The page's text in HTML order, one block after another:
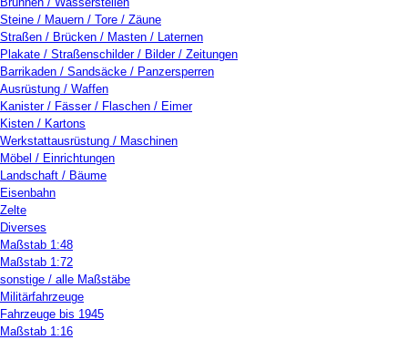
Steine / Mauern / Tore / Zäune
Straßen / Brücken / Masten / Laternen
Plakate / Straßenschilder / Bilder / Zeitungen
Barrikaden / Sandsäcke / Panzersperren
Ausrüstung / Waffen
Kanister / Fässer / Flaschen / Eimer
Kisten / Kartons
Werkstattausrüstung / Maschinen
Möbel / Einrichtungen
Landschaft / Bäume
Eisenbahn
Zelte
Diverses
Maßstab 1:48
Maßstab 1:72
sonstige / alle Maßstäbe
Militärfahrzeuge
Fahrzeuge bis 1945
Maßstab 1:16